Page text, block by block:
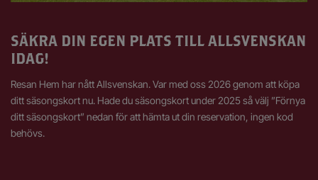
SÄKRA DIN EGEN PLATS TILL ALLSVENSKAN
IDAG!
Resan Hem har nått Allsvenskan. Var med oss 2026 genom att köpa
ditt säsongskort nu. Hade du säsongskort under 2025 så välj ”Förnya
ditt säsongskort” nedan för att hämta ut din reservation, ingen kod
behövs.